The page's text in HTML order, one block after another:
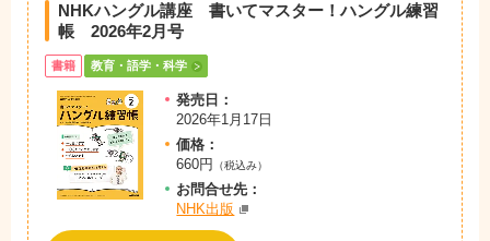
NHKハングル講座 書いてマスター！ハングル練習
帳 2026年2月号
書籍 教育・語学・科学
発売日：
2026年1月17日
価格：
660円
（税込み）
お問合せ先：
NHK出版